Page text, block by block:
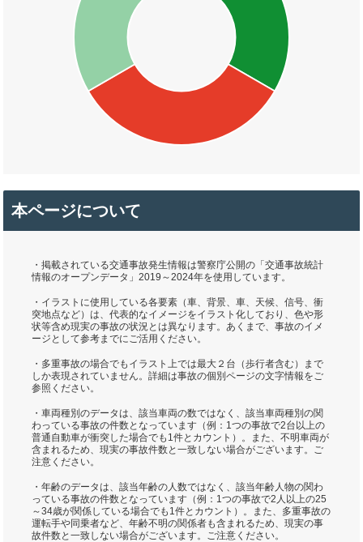
本ページについて
・掲載されている交通事故発生情報は警察庁公開の「交通事故統計
情報のオープンデータ」2019～2024年を使用しています。
・イラストに使用している各要素（車、背景、車、天候、信号、衝
突地点など）は、代表的なイメージをイラスト化しており、色や形
状等含め現実の事故の状況とは異なります。あくまで、事故のイメ
ージとして参考までにご活用ください。
・多重事故の場合でもイラスト上では最大２台（歩行者含む）まで
しか表現されていません。詳細は事故の個別ページの文字情報をご
参照ください。
・車両種別のデータは、該当車両の数ではなく、該当車両種別の関
わっている事故の件数となっています（例：1つの事故で2台以上の
普通自動車が衝突した場合でも1件とカウント）。また、不明車両が
含まれるため、現実の事故件数と一致しない場合がございます。ご
注意ください。
・年齢のデータは、該当年齢の人数ではなく、該当年齢人物の関わ
っている事故の件数となっています（例：1つの事故で2人以上の25
～34歳が関係している場合でも1件とカウント）。また、多重事故の
運転手や同乗者など、年齢不明の関係者も含まれるため、現実の事
故件数と一致しない場合がございます。ご注意ください。